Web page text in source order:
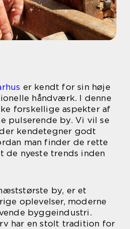
er kendt for sin høje
håndværk. I denne
forskellige aspekter af
pulserende by. Vi vil se
kendetegner godt
man finder de rette
de nyeste trends inden
by, er et
oplevelser, moderne
byggeindustri.
har en stolt tradition for